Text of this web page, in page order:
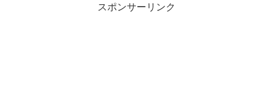
スポンサーリンク